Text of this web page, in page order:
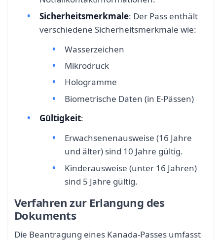
Sicherheitsmerkmale: Der Pass enthält
verschiedene Sicherheitsmerkmale wie:
Wasserzeichen
Mikrodruck
Hologramme
Biometrische Daten (in E-Pässen)
Gültigkeit:
Erwachsenenausweise (16 Jahre
und älter) sind 10 Jahre gültig.
Kinderausweise (unter 16 Jahren)
sind 5 Jahre gültig.
Verfahren zur Erlangung des
Dokuments
Die Beantragung eines Kanada-Passes umfasst